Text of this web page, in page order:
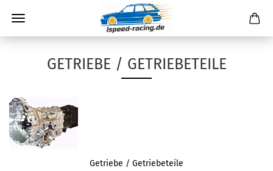
GETRIEBE / GETRIEBETEILE
Getriebe / Getriebeteile